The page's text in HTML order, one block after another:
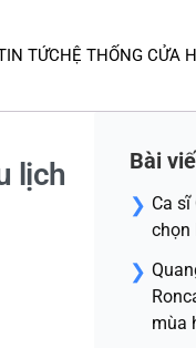
TỨCHỆ THỐNG CỬA
lịch
Bài
Ca
chọn
mùa